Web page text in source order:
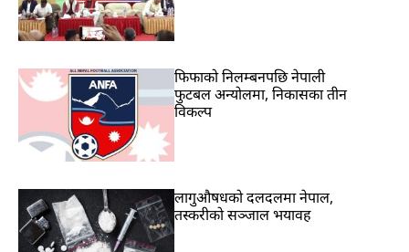
फिफाको निलम्बनपछि नेपाली
फुटबल अन्योलमा, निकासका तीन
विकल्प
लागुऔषधको दलदलमा नेपाल,
तस्करीको सञ्जाल भयावह